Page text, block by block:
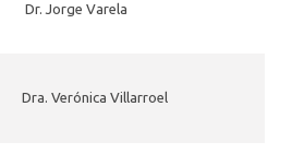
Dr. Jorge Varela
Dra. Verónica Villarroel